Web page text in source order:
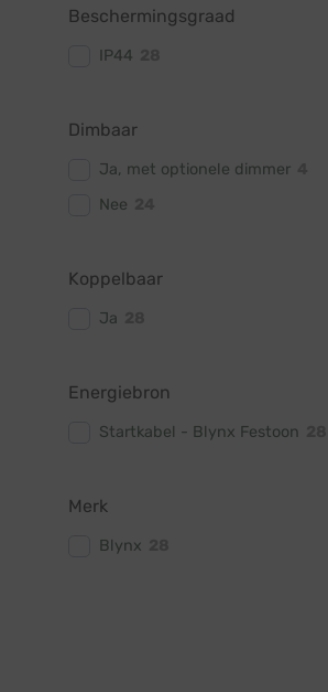
Beschermingsgraad
IP44
Dimbaar
Ja, met optionele dimmer
Nee
Koppelbaar
Ja
Energiebron
Startkabel - Blynx Festoon
Merk
Blynx